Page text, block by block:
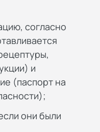
согласно
и
(паспорт на
они были